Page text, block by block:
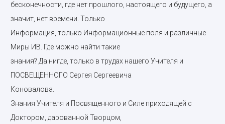
бесконечности, где нет прошлого, настоящего и будущего, а
значит, нет времени. Только
Информация, только Информационные поля и различные
Миры ИВ. Где можно найти такие
знания? Да нигде, только в трудах нашего Учителя и
ПОСВЕЩЕННОГО Сергея Сергеевича
Коновалова.
Знания Учителя и Посвященного и Силе приходящей с
Доктором, дарованной Творцом,